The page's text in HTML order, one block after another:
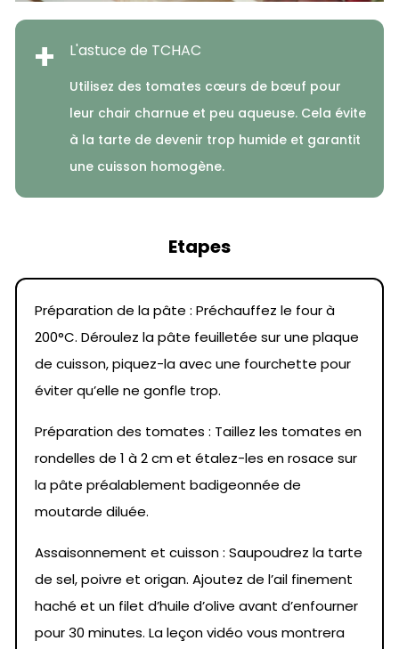
+ L'astuce de TCHAC
Utilisez des tomates cœurs de bœuf pour
leur chair charnue et peu aqueuse. Cela évite
à la tarte de devenir trop humide et garantit
une cuisson homogène.
Etapes
Préparation de la pâte : Préchauffez le four à
200°C. Déroulez la pâte feuilletée sur une plaque
de cuisson, piquez-la avec une fourchette pour
éviter qu’elle ne gonfle trop.
Préparation des tomates : Taillez les tomates en
rondelles de 1 à 2 cm et étalez-les en rosace sur
la pâte préalablement badigeonnée de
moutarde diluée.
Assaisonnement et cuisson : Saupoudrez la tarte
de sel, poivre et origan. Ajoutez de l’ail finement
haché et un filet d’huile d’olive avant d’enfourner
pour 30 minutes. La leçon vidéo vous montrera